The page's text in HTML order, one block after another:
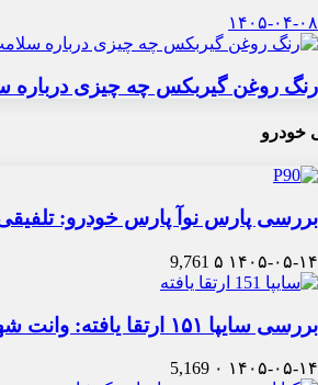
۱۴۰۵-۰۴-۰۸
رنگ روغن گیربکس چه چیزی درباره
خودرو
بررسی پارس نوآ پارس خودرو:
۱۴۰۵-۰۵-۱۴ ۵ 9,761
بررسی سایپا ۱۵۱ ارتقا یافته: وانت شهری با پوشش جدید
۱۴۰۵-۰۵-۱۴ ۰ 5,169